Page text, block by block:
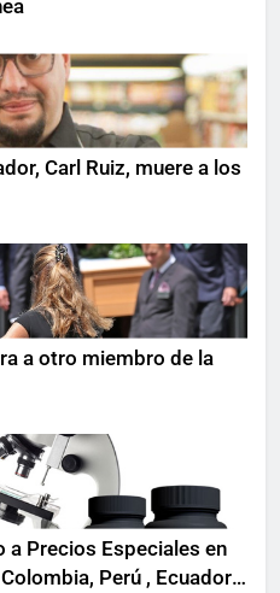
Carl Ruiz, muere a los
a otro miembro de la
a Precios Especiales en
Perú , Ecuador,